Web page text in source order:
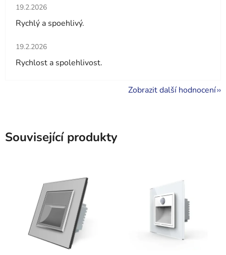
Hodnocení obchodu je 5 z 5 hvězdiček.
19.2.2026
Rychlý a spoehlivý.
Hodnocení obchodu je 5 z 5 hvězdiček.
19.2.2026
Rychlost a spolehlivost.
Zobrazit další hodnocení
Související produkty